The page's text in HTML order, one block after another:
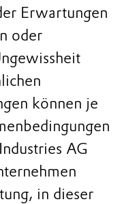
Erwartungen
oder
können je
AG
in dieser